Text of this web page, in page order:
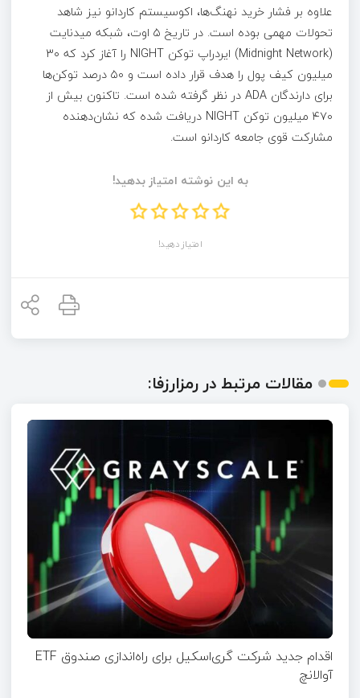
علاوه بر فشار خرید نهنگ‌ها، اکوسیستم کاردانو نیز شاهد
تحولات مهمی بوده است. در تاریخ ۵ اوت، شبکه میدنایت
(Midnight Network) ایردراپ توکن NIGHT را آغاز کرد که ۳۰
میلیون کیف پول را هدف قرار داده است و ۵۰ درصد توکن‌ها
برای دارندگان ADA در نظر گرفته شده است. تاکنون بیش از
۴۷۰ میلیون توکن NIGHT دریافت شده که نشان‌دهنده
مشارکت قوی جامعه کاردانو است.
به این نوشته امتیاز بدهید!
امتیاز دهید!
مقالات مرتبط در رمزارزفا:
اقدام جدید شرکت گری‌اسکیل برای راه‌اندازی صندوق ETF
آوالانچ